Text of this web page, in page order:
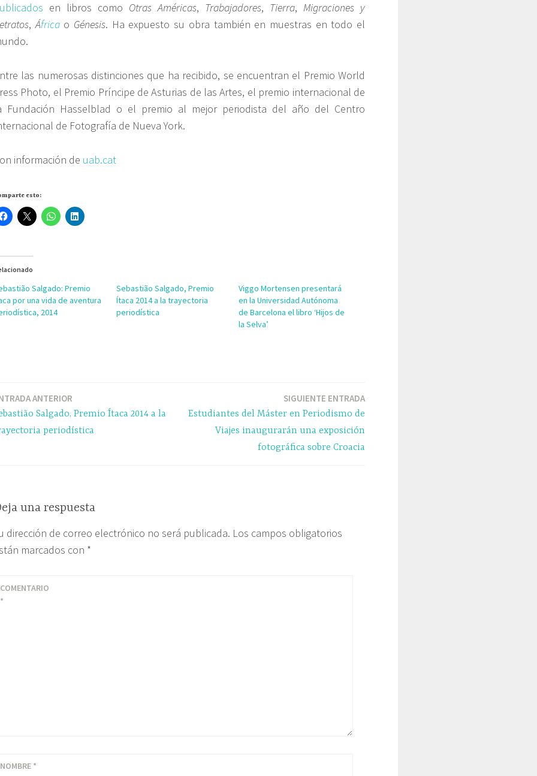
en libros como Otras Américas, Trabajadores, Tierra, Migraciones y
, Áfricao Génesis. Ha expuesto su obra también en muestras en todo el
las numerosas distinciones que ha recibido, se encuentran el Premio World
Photo, el Premio Príncipe de Asturias de las Artes, el premio internacional de
Fundación Hasselblad o el premio al mejor periodista del año del Centro
de Fotografía de Nueva York.
información de uab.cat
esto:
Salgado: Premio
por una vida de aventura
2014
Sebastião Salgado, Premio
Ítaca 2014 a la trayectoria
periodística
Viggo Mortensen presentará
en la Universidad Autónoma
de Barcelona el libro ‘Hijos de
la Selva’
ANTERIOR
Salgado, Premio Ítaca 2014 a la
periodística
SIGUIENTE ENTRADA
Estudiantes del Máster en Periodismo de
Viajes inaugurarán una exposición
fotográfica sobre Croacia
una respuesta
dirección de correo electrónico no será publicada. Los campos obligatorios
marcados con *
COMENTARIO
*
NOMBRE *